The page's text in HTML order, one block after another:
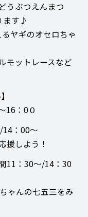
うぶつえんまつ
ます♪
ヤギのオセロちゃ
モットレースなど
16：0０
：00～
援しよう！
11：30～/14：30
ゃんの七五三をみ